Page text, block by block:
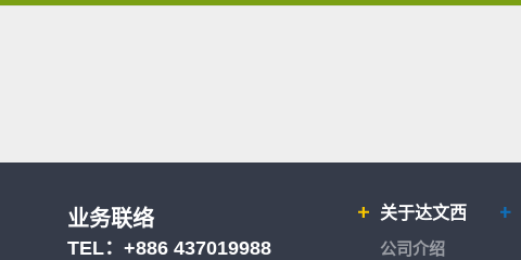
关于达文西
公司介绍
业务联络
TEL： +886 437019988